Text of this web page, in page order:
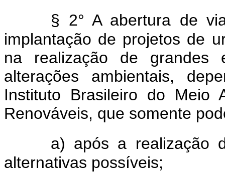
§ 2° A abertura de
implantação de projetos de
na realização de grandes
alterações ambientais,
Instituto Brasileiro do Meio
Renováveis, que somente
a) após a realização
alternativas possíveis;